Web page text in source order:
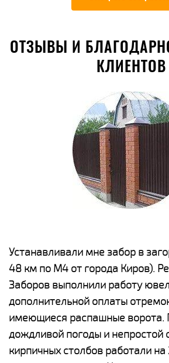
ОТЗЫВЫ И
КЛИЕНТОВ
Устанавливали мне забор в
48 км по М4 от города Киров).
Заборов выполнили работу
дополнительной оплаты
имеющиеся распашные ворота.
дождливой погоды и непростой
кирпичных столбов работали